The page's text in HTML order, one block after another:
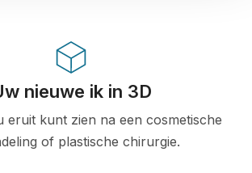
nieuwe ik in 3D
eruit kunt zien na een cosmetische
of plastische chirurgie.